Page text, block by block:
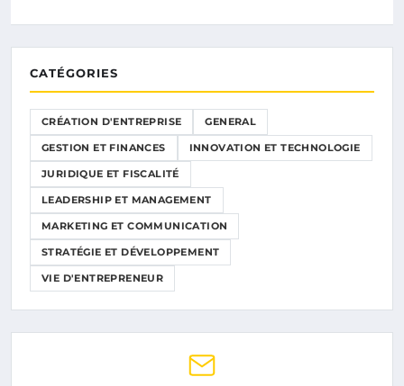
CATÉGORIES
CRÉATION D'ENTREPRISE GENERAL
GESTION ET FINANCES INNOVATION ET TECHNOLOGIE
JURIDIQUE ET FISCALITÉ
LEADERSHIP ET MANAGEMENT
MARKETING ET COMMUNICATION
STRATÉGIE ET DÉVELOPPEMENT
VIE D'ENTREPRENEUR